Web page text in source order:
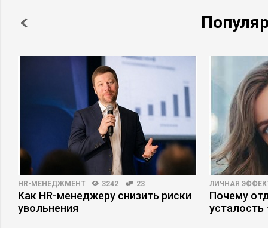
HR-МЕНЕДЖМЕНТ 3242 23
Как HR-менеджеру снизить риски
увольнения
ЛИЧНАЯ
Почему